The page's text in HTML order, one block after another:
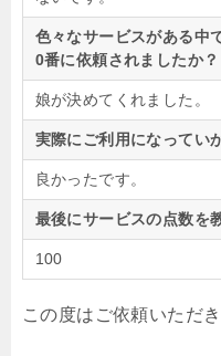
色々なサービスがある中
0番に依頼されましたか？
娘が決めてくれました。
実際にご利用になってい
良かったです。
最後にサービスの点数を
100
この度はご依頼いただ